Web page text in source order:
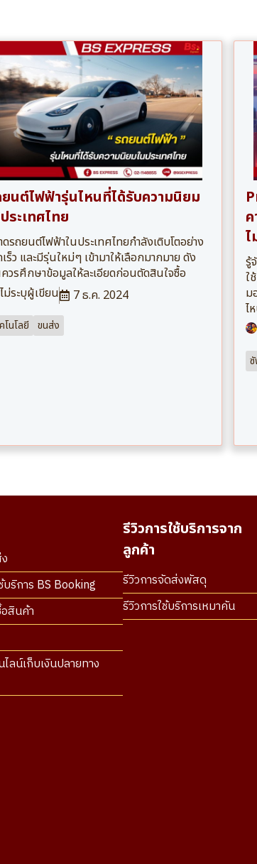
นต์ไฟฟ้ารุ่นไหนที่ได้รับความนิยม
ระเทศไทย
ดรถยนต์ไฟฟ้าในประเทศไทยกำลังเติบโตอย่าง
เร็ว และมีรุ่นใหม่ๆ เข้ามาให้เลือกมากมาย ดัง
วรศึกษาข้อมูลให้ละเอียดก่อนตัดสินใจซื้อ
ไม่ระบุผู้เขียน
7 ธ.ค. 2024
โนโลยี ขนส่ง
รู้
ใ
ม
ไ
บริการ BS Booking
สินค้า
ลน์เก็บเงินปลายทาง
รีวิวการใช้บริการจาก
ลูกค้า
รีวิวการจัดส่งพัสดุ
รีวิวการใช้บริการเหมาคัน